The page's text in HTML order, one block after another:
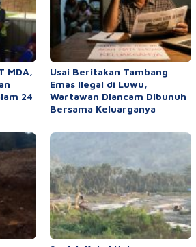
MDA,
24
Usai Beritakan Tambang
Emas Ilegal di Luwu,
Wartawan Diancam Dibunuh
Bersama Keluarganya